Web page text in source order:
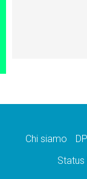
Chi siamo
Status